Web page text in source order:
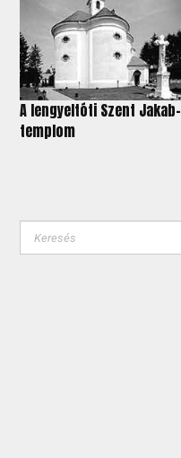
A lengyeltóti Szent Jakab-
templom